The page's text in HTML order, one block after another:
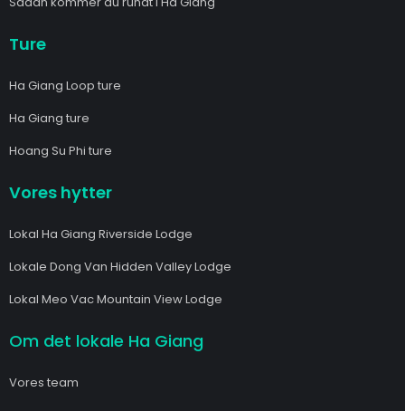
Ture
Ha Giang Loop ture
Ha Giang ture
Hoang Su Phi ture
Vores hytter
Lokal Ha Giang Riverside Lodge
Lokale Dong Van Hidden Valley Lodge
Lokal Meo Vac Mountain View Lodge
Om det lokale Ha Giang
Vores team